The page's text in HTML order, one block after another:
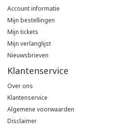
Account informatie
Mijn bestellingen
Mijn tickets
Mijn verlanglijst
Nieuwsbrieven
Klantenservice
Over ons
Klantenservice
Algemene voorwaarden
Disclaimer